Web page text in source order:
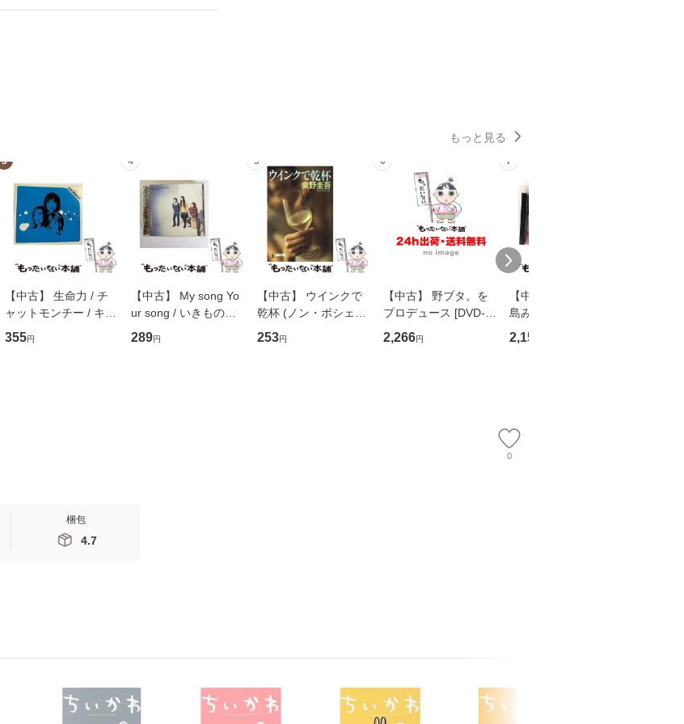
もっと見る
3
【中古】 生命力 / チ
ャットモンチー / キュ
ーンレコード [CD]
【メール便送料無料】
355円
4
【中古】 My song Yo
ur song / いきものが
かり / [CD]【メール便
送料無料】
289円
5
【中古】 ウインクで
乾杯 (ノン・ポシェッ
ト) / 東野圭吾 / 祥伝
社 [文庫]【メール便送
253円
6
【中古】 野ブタ。を
プロデュース [DVD-B
OX] / バップ [DVD]
【メール便送料無料】
2,266円
7
【中古】 寒水魚 / 中
島みゆき / [CD]【メー
ル便送料無料】
2,150
0
梱包
4.7